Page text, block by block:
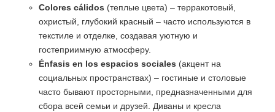
Colores cálidos (теплые цвета) – терракотовый,
охристый, глубокий красный – часто используются в
текстиле и отделке, создавая уютную и
гостеприимную атмосферу.
Énfasis en los espacios sociales (акцент на
социальных пространствах) – гостиные и столовые
часто бывают просторными, предназначенными для
сбора всей семьи и друзей. Диваны и кресла